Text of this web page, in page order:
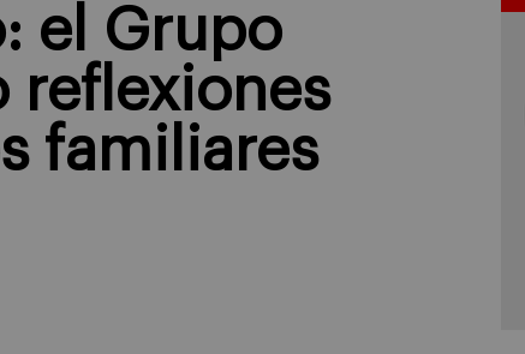
el Grupo
reflexiones
familiares